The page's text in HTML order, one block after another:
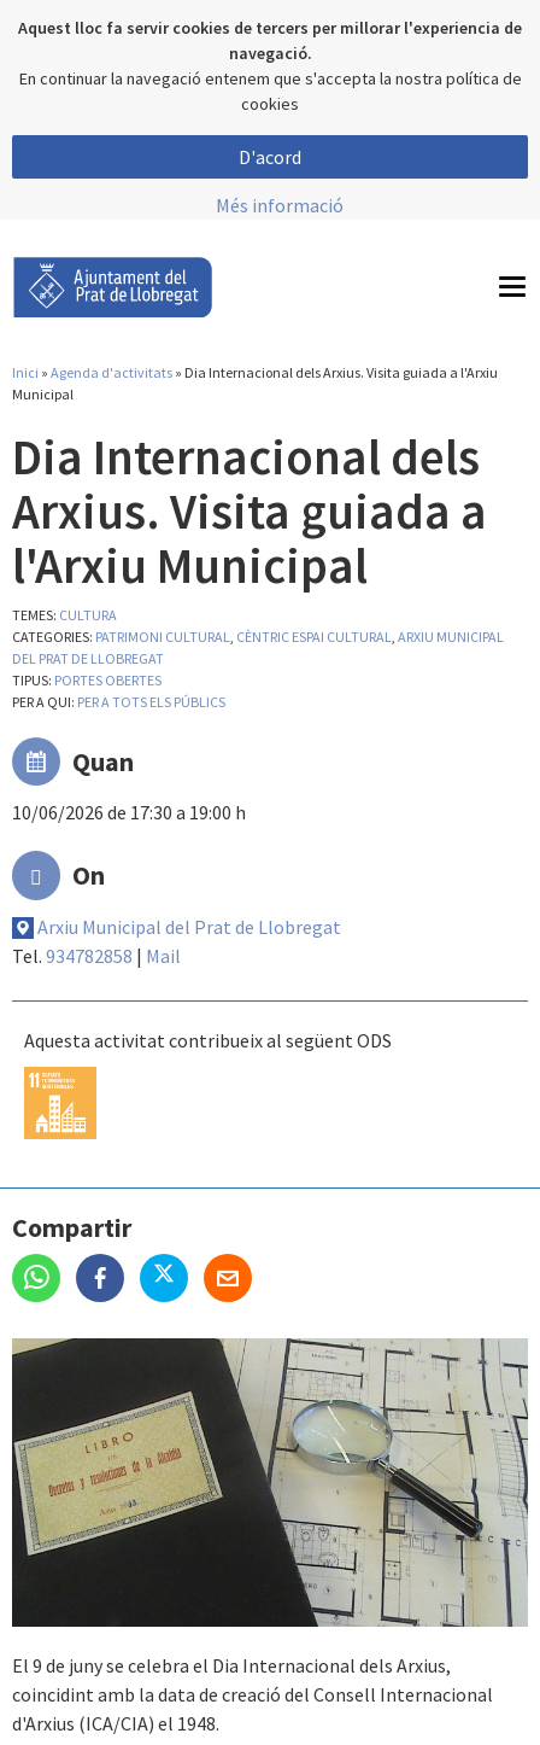
Aquest lloc fa servir cookies de tercers per millorar l'experiencia de
navegació.
En continuar la navegació entenem que s'accepta la nostra política de
cookies
D'acord
Més informació
Esteu aquí
Inici » Agenda d'activitats » Dia Internacional dels Arxius. Visita guiada a l'Arxiu
Municipal
Dia Internacional dels
Arxius. Visita guiada a
l'Arxiu Municipal
TEMES: CULTURA
CATEGORIES: PATRIMONI CULTURAL, CÈNTRIC ESPAI CULTURAL, ARXIU MUNICIPAL
DEL PRAT DE LLOBREGAT
TIPUS: PORTES OBERTES
PER A QUI: PER A TOTS ELS PÚBLICS
Quan
10/06/2026 de 17:30 a 19:00 h
On
Arxiu Municipal del Prat de Llobregat
Tel. 934782858 | Mail
Aquesta activitat contribueix al següent ODS
Compartir
El 9 de juny se celebra el Dia Internacional dels Arxius,
coincidint amb la data de creació del Consell Internacional
d'Arxius (ICA/CIA) el 1948.